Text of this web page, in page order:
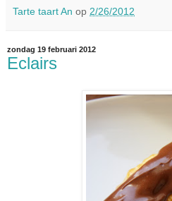
Tarte taart An op 2/26/2012
zondag 19 februari 2012
Eclairs